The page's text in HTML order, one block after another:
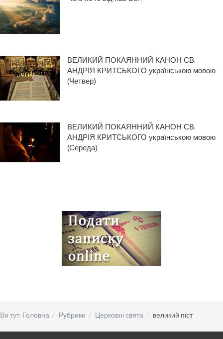
ВЕЛИКИЙ ПОКАЯННИЙ КАНОН СВ.
АНДРІЯ КРИТСЬКОГО українською мовою
(Четвер)
ВЕЛИКИЙ ПОКАЯННИЙ КАНОН СВ.
АНДРІЯ КРИТСЬКОГО українською мовою
(Середа)
Ви тут: Головна Рубрики Церковні свята великий піст